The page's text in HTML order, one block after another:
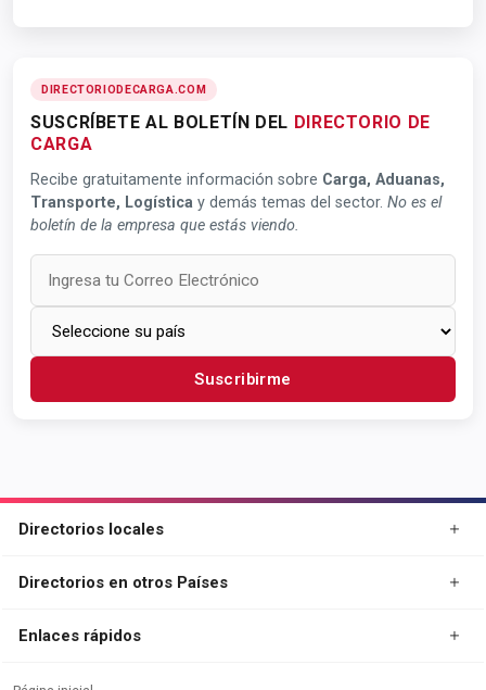
DIRECTORIODECARGA.COM
SUSCRÍBETE AL BOLETÍN DEL DIRECTORIO DE
CARGA
Recibe gratuitamente información sobre Carga, Aduanas,
Transporte, Logística y demás temas del sector. No es el
boletín de la empresa que estás viendo.
Suscribirme
Directorios locales
Directorios en otros Países
Enlaces rápidos